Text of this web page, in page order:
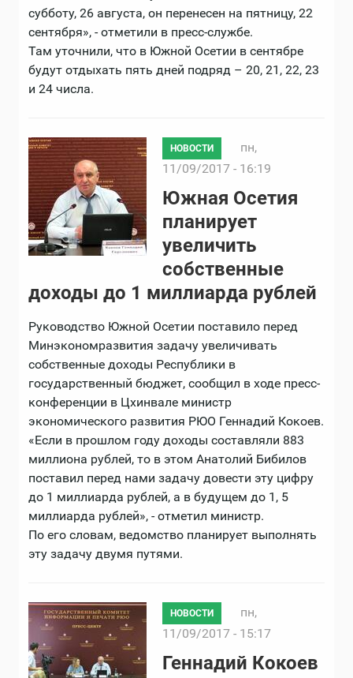
субботу, 26 августа, он перенесен на пятницу, 22
сентября», - отметили в пресс-службе.
Там уточнили, что в Южной Осетии в сентябре
будут отдыхать пять дней подряд – 20, 21, 22, 23
и 24 числа.
НОВОСТИ
пн,
11/09/2017 - 16:19
Южная Осетия
планирует
увеличить
собственные
доходы до 1 миллиарда рублей
Руководство Южной Осетии поставило перед
Минэкономразвития задачу увеличивать
собственные доходы Республики в
государственный бюджет, сообщил в ходе пресс-
конференции в Цхинвале министр
экономического развития РЮО Геннадий Кокоев.
«Если в прошлом году доходы составляли 883
миллиона рублей, то в этом Анатолий Бибилов
поставил перед нами задачу довести эту цифру
до 1 миллиарда рублей, а в будущем до 1, 5
миллиарда рублей», - отметил министр.
По его словам, ведомство планирует выполнять
эту задачу двумя путями.
НОВОСТИ
пн,
11/09/2017 - 15:17
Геннадий Кокоев